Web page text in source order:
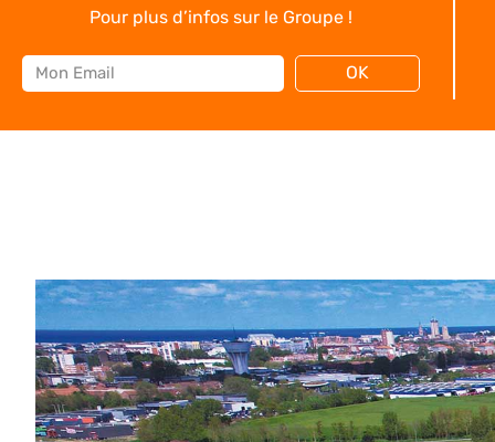
Pour plus d’infos sur le Groupe !
Email OK